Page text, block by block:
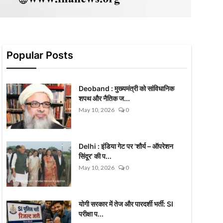
Popular Posts
Deoband : मुख्यमंत्री को सांविधानिक
शपथ और नैतिक ज...
May 10, 2026 0
Delhi : इंडिया गेट पर 'शौर्य – ऑपरेशन
सिंदूर' की प...
May 10, 2026 0
योगी सरकार में तेज और पारदर्शी भर्ती: SI
परीक्षा प...